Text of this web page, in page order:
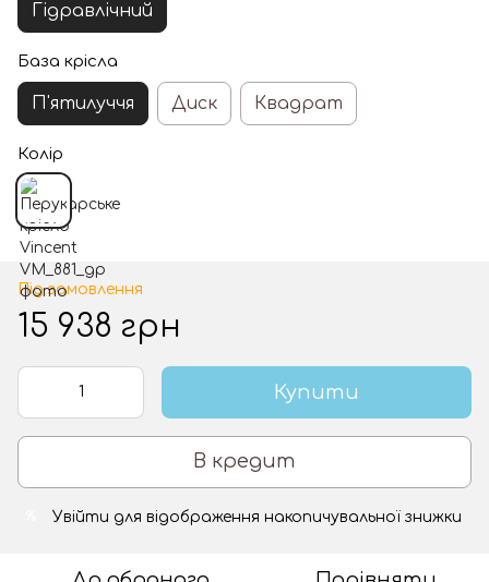
Гідравлічний
База крісла
П'ятилуччя Диск Квадрат
Колір
Під замовлення
15 938 грн
Купити
В кредит
Увійти для відображення накопичувальної знижки